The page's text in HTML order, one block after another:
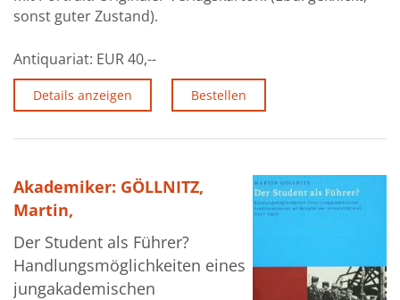
sonst guter Zustand).
Antiquariat: EUR 40,--
Details anzeigen Bestellen
Akademiker: GÖLLNITZ,
Martin,
Der Student als Führer?
Handlungsmöglichkeiten eines
jungakademischen